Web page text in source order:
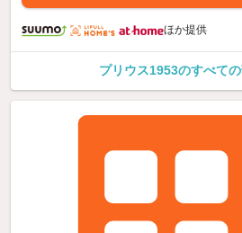
ほか提供
プリウス1953のすべて